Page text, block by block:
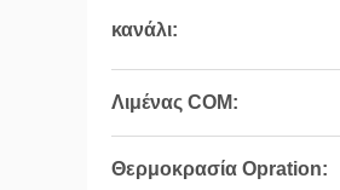
κανάλι:
Λιμένας COM:
Θερμοκρασία Opration: